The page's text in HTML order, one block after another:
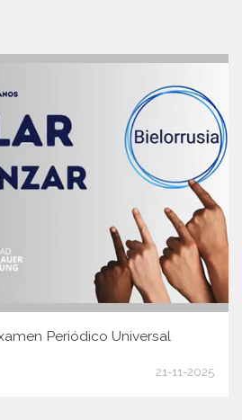
Periódico Universal
21-11-2025